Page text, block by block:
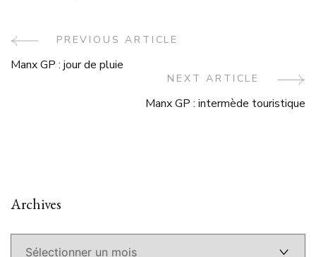
Post
PREVIOUS ARTICLE
Manx GP : jour de pluie
NEXT ARTICLE
Manx GP : intermède touristique
Archives